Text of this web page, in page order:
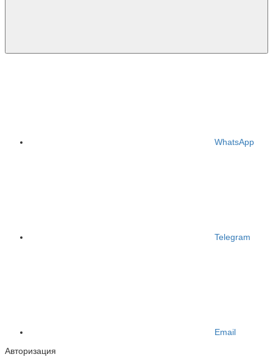
WhatsApp
Telegram
Email
Авторизация